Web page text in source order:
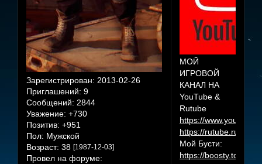
Зарегистрирован: 2013-02-26
Приглашений: 9
Сообщений: 2844
Уважение: +730
Позитив: +951
Пол: Мужской
Возраст: 38 [1987-12-03]
Провел на форуме:
МОЙ
ИГРОВОЙ
КАНАЛ НА
YouTube &
Rutube
https://
https://rutube.ru/
Мой Бусти:
https://boosty.to/